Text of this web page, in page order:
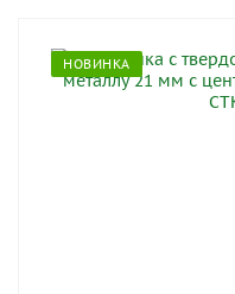
НОВИНКА